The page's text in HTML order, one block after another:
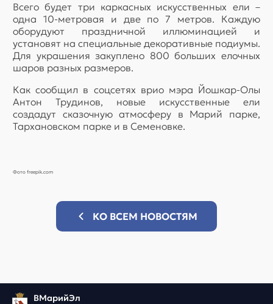
Всего будет три каркасных искусственных ели –
одна 10-метровая и две по 7 метров. Каждую
оборудуют праздничной иллюминацией и
установят на специальные декоративные подиумы.
Для украшения закуплено 800 больших елочных
шаров разных размеров.
Как сообщил в соцсетях врио мэра Йошкар-Олы
Антон Трудинов, новые искусственные ели
создадут сказочную атмосферу в Марий парке,
Тархановском парке и в Семеновке.
Фото freepik.com
КО ВСЕМ НОВОСТЯМ
ВМарийЭл